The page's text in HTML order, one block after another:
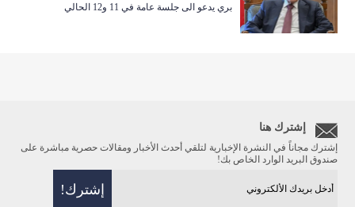
بري يدعو الى جلسة عامة في 11 و12 الحالي
إشترك هنا
إشترك مجاناً في النشرة الإخبارية لتلقي أحدث الأخبار ومقالات حصرية مباشرة على
صندوق البريد الوارد الخاص بك!